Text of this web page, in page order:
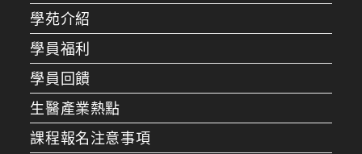
學苑介紹
學員福利
學員回饋
生醫產業熱點
課程報名注意事項